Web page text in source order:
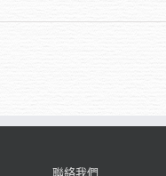
聯絡我們